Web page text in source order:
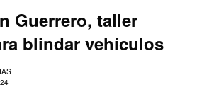
Guerrero, taller
blindar vehículos